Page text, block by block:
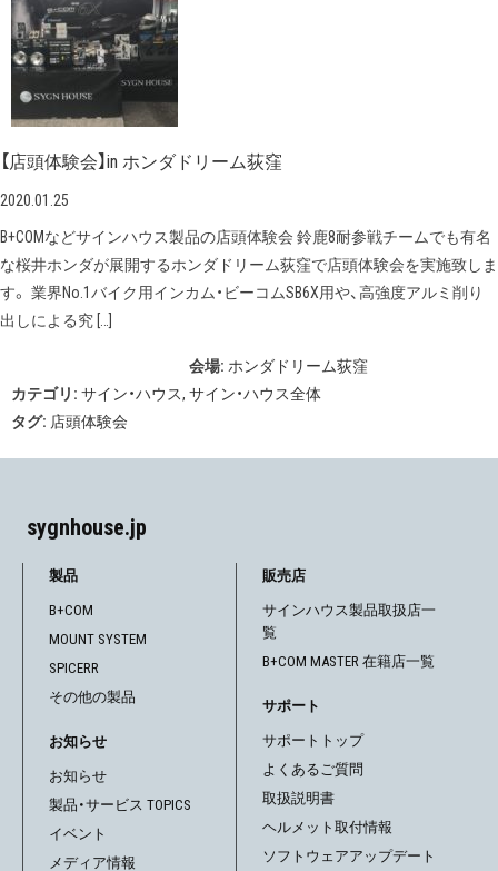
【店頭体験会】in ホンダドリーム荻窪
2020.01.25
B+COMなどサインハウス製品の店頭体験会 鈴鹿8耐参戦チームでも有名
な桜井ホンダが展開するホンダドリーム荻窪で店頭体験会を実施致しま
す。 業界No.1バイク用インカム・ビーコムSB6X用や、高強度アルミ削り
出しによる究 […]
会場: ホンダドリーム荻窪
カテゴリ: サイン・ハウス, サイン・ハウス全体
タグ: 店頭体験会
sygnhouse.jp
製品
B+COM
MOUNT SYSTEM
SPICERR
その他の製品
お知らせ
お知らせ
製品・サービス TOPICS
イベント
メディア情報
販売店
サインハウス製品取扱店一
覧
B+COM MASTER 在籍店一覧
サポート
サポートトップ
よくあるご質問
取扱説明書
ヘルメット取付情報
ソフトウェアアップデート